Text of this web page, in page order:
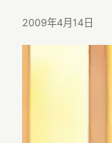
2009年4月14日